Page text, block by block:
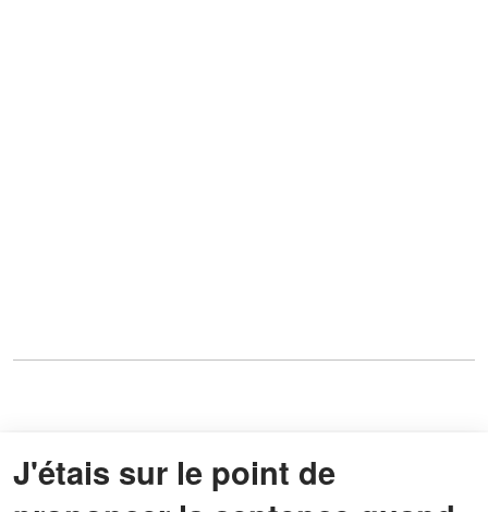
J'étais sur le point de